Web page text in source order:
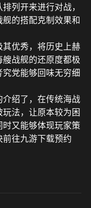
列开来进行对战，
的搭配克制效果和
优秀，将历史上赫
战舰的还原度都极
党能够回味无穷细
绍了，在传统海战
法，让原本较为困
又能够体现玩家策
往九游下载预约